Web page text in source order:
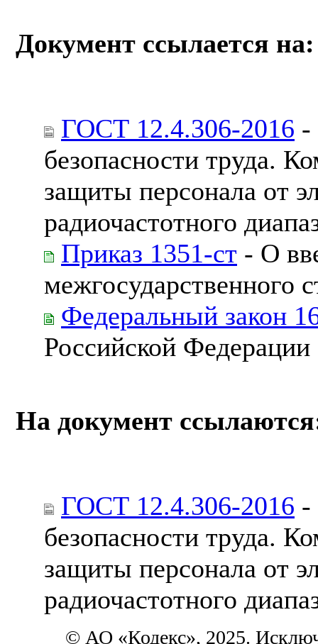
Документ ссылается на:
ГОСТ 12.4.306-2016 -
безопасности труда.
защиты персонала от
радиочастотного
Приказ 1351-ст - О
межгосударственного
Федеральный закон
Российской Федерации
На документ
ГОСТ 12.4.306-2016 -
безопасности труда.
защиты персонала от
радиочастотного
© АО «Кодекс», 2025.